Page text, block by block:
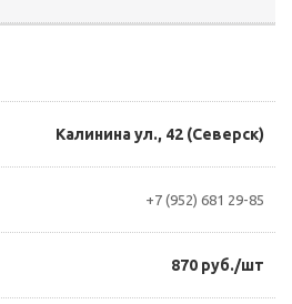
Калинина ул., 42 (Северск)
+7 (952) 681 29-85
870 руб./шт